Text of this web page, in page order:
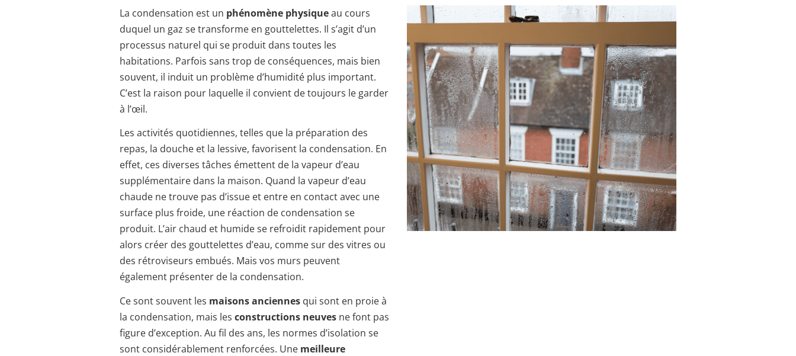
La condensation est un phénomène physiqueau cours
duquel un gaz se transforme en gouttelettes. Il s’agit d’un
processus naturel qui se produit dans toutes les
habitations. Parfois sans trop de conséquences, mais bien
souvent, il induit un problème d’humidité plus important.
C’est la raison pour laquelle il convient de toujours le garder
à l’œil.
Les activités quotidiennes, telles que la préparation des
repas, la douche et la lessive, favorisent la condensation. En
effet, ces diverses tâches émettent de la vapeur d’eau
supplémentaire dans la maison. Quand la vapeur d’eau
chaude ne trouve pas d’issue et entre en contact avec une
surface plus froide, une réaction de condensation se
produit. L’air chaud et humide se refroidit rapidement pour
alors créer des gouttelettes d’eau, comme sur des vitres ou
des rétroviseurs embués. Mais vos murs peuvent
également présenter de la condensation.
Ce sont souvent les maisons anciennes qui sont en proie à
la condensation, mais les constructions neuves ne font pas
figure d’exception. Au fil des ans, les normes d’isolation se
sont considérablement renforcées. Une meilleure